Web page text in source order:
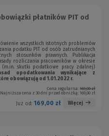
płatników PIT od
wszystkich istotnych problemów
podatku PIT od osób zatrudnianych
stosunków prawnych. Publikacja
rozliczania pracowników w okresie
(m.in. skutki podatkowe pracy zdalnej)
opodatkowania wynikające z
obowiązują od 1.01.2022 r.
Cena regularna: 169,00 zł
Najniższa cena z 30 dni przed obniżką: 169,00 zł
Już od: 169,00 zł Więcej